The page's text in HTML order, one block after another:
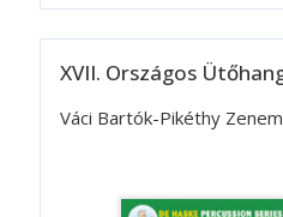
XVII. Országos
Váci Bartók-Pikéthy